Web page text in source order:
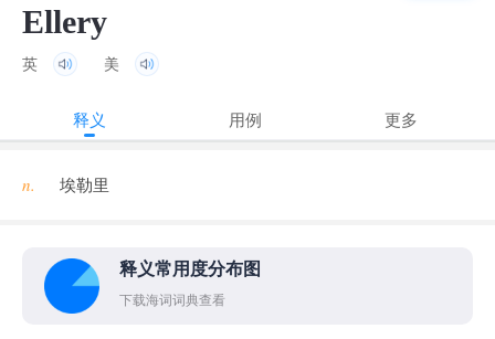
Ellery
英 美
释义 用例 更多
n. 埃勒里
释义常用度分布图
下载海词词典查看